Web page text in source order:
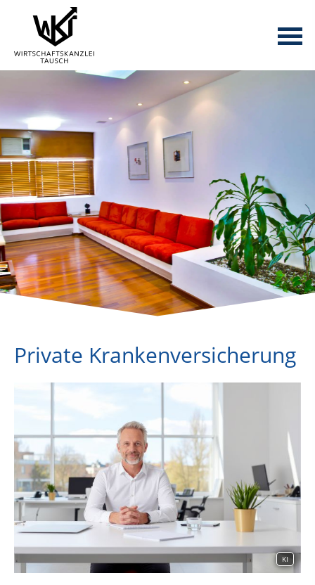
Private Krankenversicherung
KI